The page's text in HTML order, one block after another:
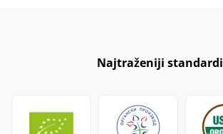
Najtraženiji standardi